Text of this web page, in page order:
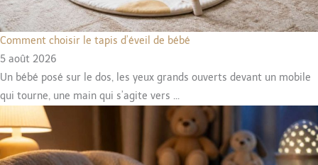
Comment choisir le tapis d’éveil de bébé
5 août 2026
Un bébé posé sur le dos, les yeux grands ouverts devant un mobile
qui tourne, une main qui s’agite vers ...